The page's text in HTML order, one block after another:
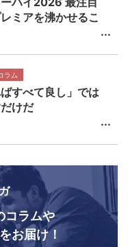
ミアを沸かせるこ
ラム
すべて良し」では
けだ
コラムや
お届け！